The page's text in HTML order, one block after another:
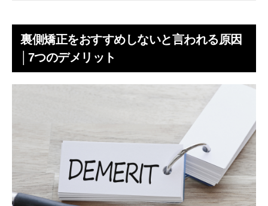
④話しにくい
⑤費用が高額になる
⑥治療期間が長くなる傾向にある
⑦対応できる歯科医師が限られ歯科医院選びが難しい
それでも選ばれるには訳がある｜裏側矯正のメリッ
①周囲に気づかれずに矯正できる
②唾液の自浄作用で表側より虫歯になりにくい
裏側矯正をおすすめしないと言われる原因
│7つのデメリット